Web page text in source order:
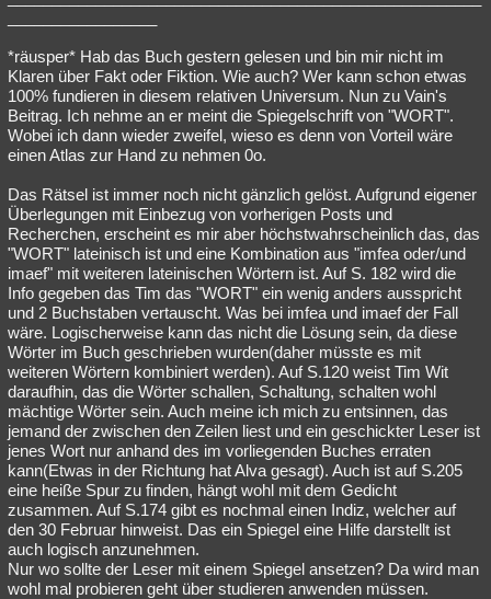
*räusper* Hab das Buch gestern gelesen und bin mir nicht im
Klaren über Fakt oder Fiktion. Wie auch? Wer kann schon etwas
100% fundieren in diesem relativen Universum. Nun zu Vain's
Beitrag. Ich nehme an er meint die Spiegelschrift von "WORT".
Wobei ich dann wieder zweifel, wieso es denn von Vorteil wäre
einen Atlas zur Hand zu nehmen 0o.
Das Rätsel ist immer noch nicht gänzlich gelöst. Aufgrund eigener
Überlegungen mit Einbezug von vorherigen Posts und
Recherchen, erscheint es mir aber höchstwahrscheinlich das, das
"WORT" lateinisch ist und eine Kombination aus "imfea oder/und
imaef" mit weiteren lateinischen Wörtern ist. Auf S. 182 wird die
Info gegeben das Tim das "WORT" ein wenig anders ausspricht
und 2 Buchstaben vertauscht. Was bei imfea und imaef der Fall
wäre. Logischerweise kann das nicht die Lösung sein, da diese
Wörter im Buch geschrieben wurden(daher müsste es mit
weiteren Wörtern kombiniert werden). Auf S.120 weist Tim Wit
daraufhin, das die Wörter schallen, Schaltung, schalten wohl
mächtige Wörter sein. Auch meine ich mich zu entsinnen, das
jemand der zwischen den Zeilen liest und ein geschickter Leser ist
jenes Wort nur anhand des im vorliegenden Buches erraten
kann(Etwas in der Richtung hat Alva gesagt). Auch ist auf S.205
eine heiße Spur zu finden, hängt wohl mit dem Gedicht
zusammen. Auf S.174 gibt es nochmal einen Indiz, welcher auf
den 30 Februar hinweist. Das ein Spiegel eine Hilfe darstellt ist
auch logisch anzunehmen.
Nur wo sollte der Leser mit einem Spiegel ansetzen? Da wird man
wohl mal probieren geht über studieren anwenden müssen.